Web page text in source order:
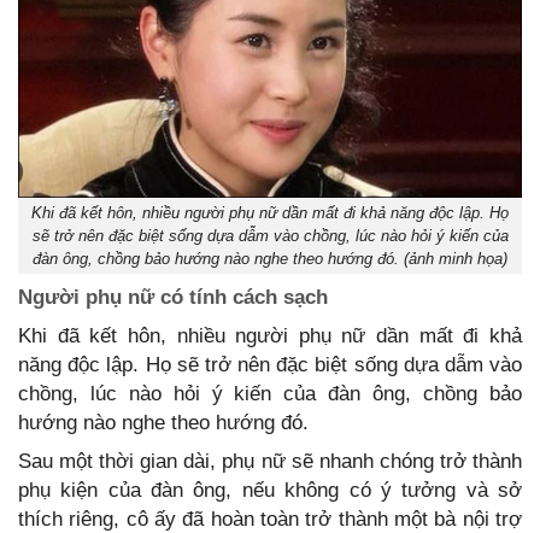
Khi đã kết hôn, nhiều người phụ nữ dần mất đi khả năng độc lập. Họ
sẽ trở nên đặc biệt sống dựa dẫm vào chồng, lúc nào hỏi ý kiến của
đàn ông, chồng bảo hướng nào nghe theo hướng đó. (ảnh minh họa)
Người phụ nữ có tính cách sạch
Khi đã kết hôn, nhiều người phụ nữ dần mất đi khả
năng độc lập. Họ sẽ trở nên đặc biệt sống dựa dẫm vào
chồng, lúc nào hỏi ý kiến của đàn ông, chồng bảo
hướng nào nghe theo hướng đó.
Sau một thời gian dài, phụ nữ sẽ nhanh chóng trở thành
phụ kiện của đàn ông, nếu không có ý tưởng và sở
thích riêng, cô ấy đã hoàn toàn trở thành một bà nội trợ